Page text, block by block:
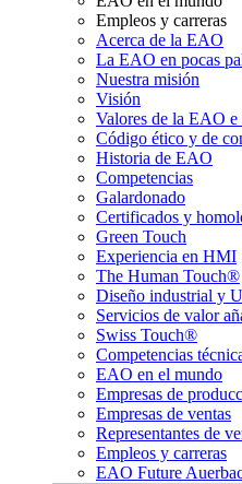
Empleos y carreras
Acerca de la EAO
La EAO en pocas
Nuestra misión
Visión
Valores de la EAO
Código ético y de
Historia de EAO
Competencias
Galardonado
Certificados y
Green Touch
Experiencia en HMI
The Human Touch®
Diseño industrial y
Servicios de valor
Swiss Touch®
Competencias
EAO en el mundo
Empresas de
Empresas de ventas
Representantes de
Empleos y carreras
EAO Future